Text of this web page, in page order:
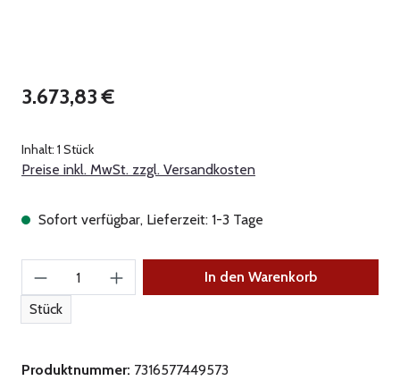
Regulärer Preis:
3.673,83 €
Inhalt: 1 Stück
Preise inkl. MwSt. zzgl. Versandkosten
Sofort verfügbar, Lieferzeit: 1-3 Tage
Produkt Anzahl: Gib den gewünschten Wert
Stück
In den Warenkorb
Produktnummer: 7316577449573